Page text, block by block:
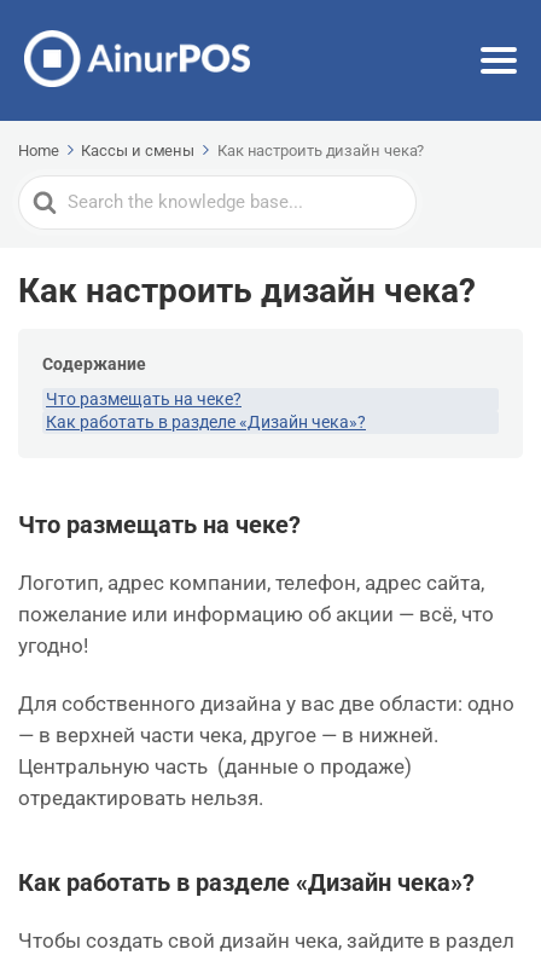
Home Кассы и смены Как настроить дизайн чека?
Search
For
Как настроить дизайн чека?
Содержание
Что размещать на чеке?
Как работать в разделе «Дизайн чека»?
Что размещать на чеке?
Логотип, адрес компании, телефон, адрес сайта,
пожелание или информацию об акции — всё, что
угодно!
Для собственного дизайна у вас две области: одно
— в верхней части чека, другое — в нижней.
Центральную часть (данные о продаже)
отредактировать нельзя.
Как работать в разделе «Дизайн чека»?
Чтобы создать свой дизайн чека, зайдите в раздел